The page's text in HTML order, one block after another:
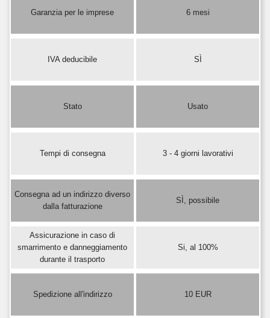
Garanzia per le imprese 6 mesi
IVA deducibile SÌ
Stato Usato
Tempi di consegna 3 - 4 giorni lavorativi
Consegna ad un indirizzo diverso
dalla fatturazione
SÌ, possibile
Assicurazione in caso di
smarrimento e danneggiamento
durante il trasporto
Si, al 100%
Spedizione all'indirizzo 10 EUR